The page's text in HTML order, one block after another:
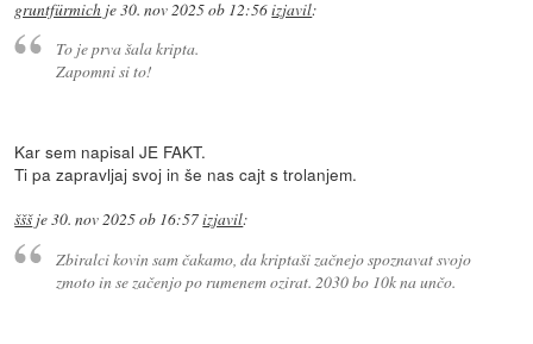
gruntfürmich je30. nov 2025 ob 12:56izjavil:
To je prva šala kripta.
Zapomni si to!
Kar sem napisal JE FAKT.
Ti pa zapravljaj svoj in še nas cajt s trolanjem.
šššje30. nov 2025 ob 16:57izjavil:
Zbiralci kovin sam čakamo, da kriptaši začnejo spoznavat svojo
zmoto in se začenjo po rumenem ozirat. 2030 bo 10k na unčo.